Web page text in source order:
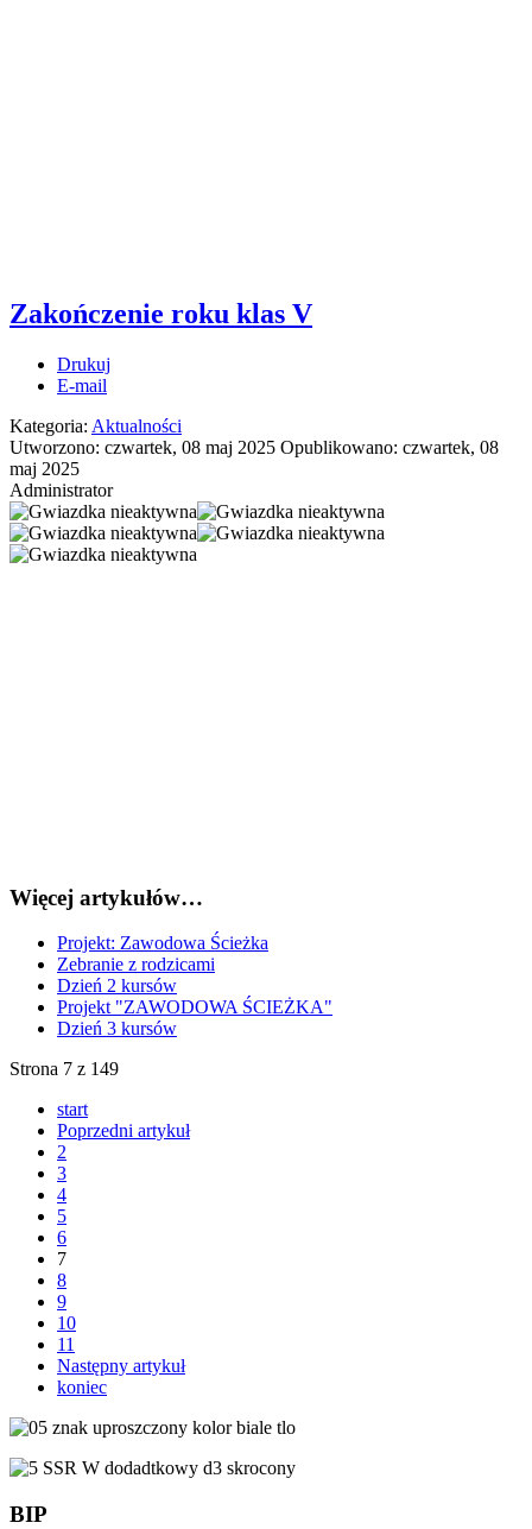
Zakończenie roku klas V
Drukuj
E-mail
Kategoria: Aktualności
Utworzono: czwartek, 08 maj 2025 Opublikowano: czwartek, 08
maj 2025
Administrator
Więcej artykułów…
Projekt: Zawodowa Ścieżka
Zebranie z rodzicami
Dzień 2 kursów
Projekt "ZAWODOWA ŚCIEŻKA"
Dzień 3 kursów
Strona 7 z 149
start
Poprzedni artykuł
2
3
4
5
6
7
8
9
10
11
Następny artykuł
koniec
BIP